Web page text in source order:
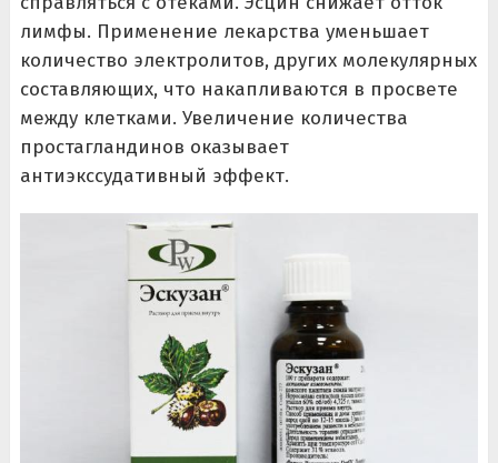
лимфы. Применение лекарства уменьшает
количество электролитов, других молекулярных
составляющих, что накапливаются в просвете
между клетками. Увеличение количества
простагландинов оказывает
антиэкссудативный эффект.